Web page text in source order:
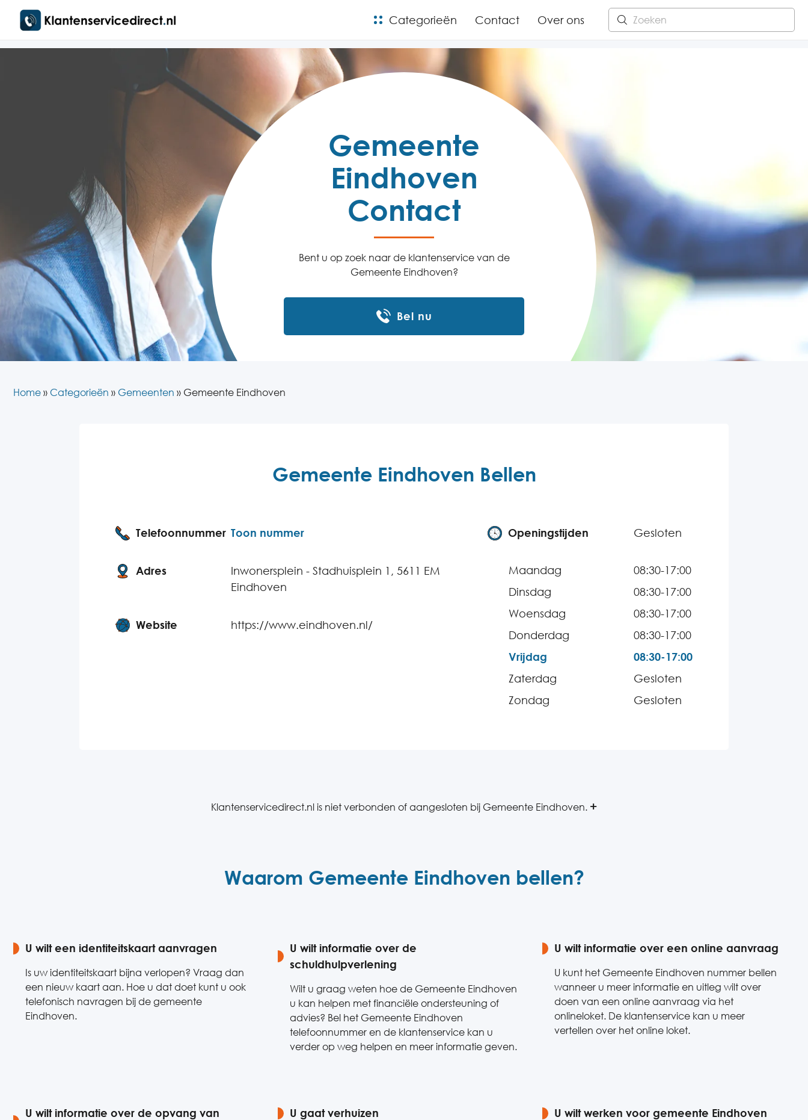
Categorieën Contact Over ons
Gemeente
Eindhoven
Contact
Bent u op zoek naar de klantenservice van de
Gemeente Eindhoven?
Bel nu
Home » Categorieën » Gemeenten » Gemeente Eindhoven
Gemeente Eindhoven Bellen
Telefoonnummer Toon nummer
Adres
Inwonersplein - Stadhuisplein 1, 5611 EM
Eindhoven
Website https://www.eindhoven.nl/
Openingstijden Gesloten
Maandag
08:30-17:00
Dinsdag
08:30-17:00
Woensdag
08:30-17:00
Donderdag
08:30-17:00
Vrijdag
08:30-17:00
Zaterdag
Gesloten
Zondag
Gesloten
Klantenservicedirect.nl is niet verbonden of aangesloten bij Gemeente Eindhoven.
Waarom Gemeente Eindhoven bellen?
U wilt een identiteitskaart aanvragen
Is uw identiteitskaart bijna verlopen? Vraag dan
een nieuw kaart aan. Hoe u dat doet kunt u ook
telefonisch navragen bij de gemeente
Eindhoven.
U wilt informatie over de
schuldhulpverlening
Wilt u graag weten hoe de Gemeente Eindhoven
u kan helpen met financiële ondersteuning of
advies? Bel het Gemeente Eindhoven
telefoonnummer en de klantenservice kan u
verder op weg helpen en meer informatie geven.
U wilt informatie over een online aanvraag
U kunt het Gemeente Eindhoven nummer bellen
wanneer u meer informatie en uitleg wilt over
doen van een online aanvraag via het
onlineloket. De klantenservice kan u meer
vertellen over het online loket.
U wilt informatie over de opvang van
U gaat verhuizen U wilt werken voor gemeente Eindhoven